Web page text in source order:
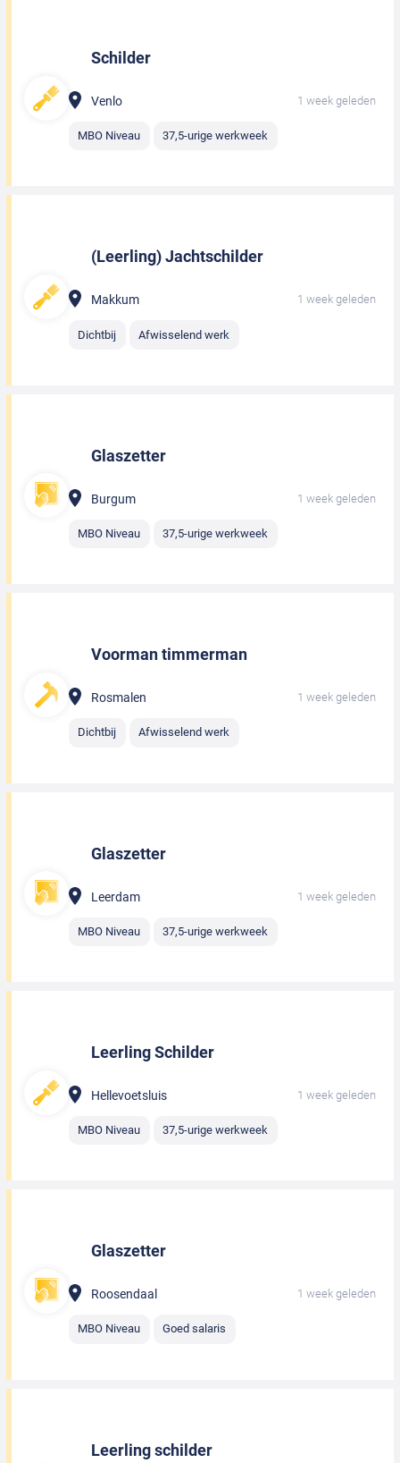
Schilder
Venlo 1 week geleden
MBO Niveau 37,5-urige werkweek
(Leerling) Jachtschilder
Makkum 1 week geleden
Dichtbij Afwisselend werk
Glaszetter
Burgum 1 week geleden
MBO Niveau 37,5-urige werkweek
Voorman timmerman
Rosmalen 1 week geleden
Dichtbij Afwisselend werk
Glaszetter
Leerdam 1 week geleden
MBO Niveau 37,5-urige werkweek
Leerling Schilder
Hellevoetsluis 1 week geleden
MBO Niveau 37,5-urige werkweek
Glaszetter
Roosendaal 1 week geleden
MBO Niveau Goed salaris
Leerling schilder